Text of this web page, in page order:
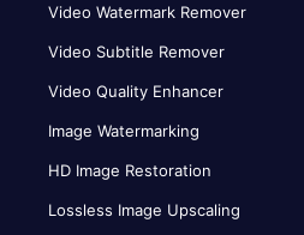
Video Watermark Remover
Video Subtitle Remover
Video Quality Enhancer
Image Watermarking
HD Image Restoration
Lossless Image Upscaling